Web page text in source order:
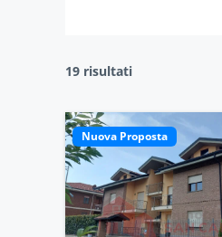
19 risultati
Nuova Proposta